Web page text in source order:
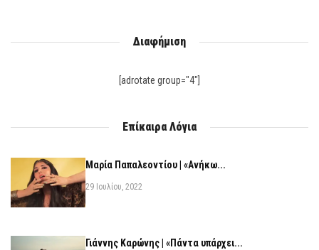
Διαφήμιση
[adrotate group="4"]
Επίκαιρα Λόγια
Μαρία Παπαλεοντίου | «Ανήκω...
29 Ιουλίου, 2022
Γιάννης Καρώνης | «Πάντα υπάρχει...